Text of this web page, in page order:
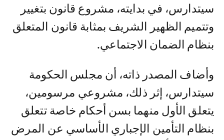
سيتدارس، في بدايته، مشروع قانون بتغيير
وتتميم الظهير الشريف بمثابة قانون المتعلق
بنظام الضمان الاجتماعي.
وأضاف المصدر ذاته، أن مجلس الحكومة
سيتدارس، إثر ذلك، مشروعي مرسومين،
يتعلق الأول منهما بسن أحكام خاصة تتعلق
بنظام التأمين الإجباري الأساسي عن المرض